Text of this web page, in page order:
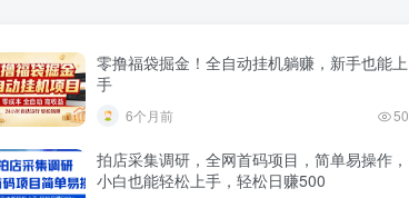
零撸福袋掘金！全自动挂机躺赚，新手也能上
手
6个月前 50
拍店采集调研，全网首码项目，简单易操作，
小白也能轻松上手，轻松日赚500